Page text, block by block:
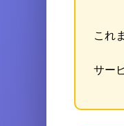
これ
サー